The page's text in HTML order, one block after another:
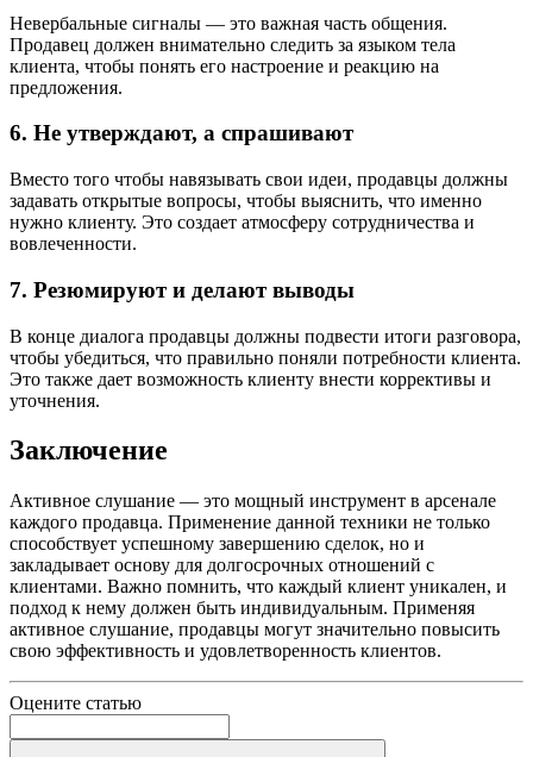
Невербальные сигналы — это важная часть общения.
Продавец должен внимательно следить за языком тела
клиента, чтобы понять его настроение и реакцию на
предложения.
6. Не утверждают, а спрашивают
Вместо того чтобы навязывать свои идеи, продавцы должны
задавать открытые вопросы, чтобы выяснить, что именно
нужно клиенту. Это создает атмосферу сотрудничества и
вовлеченности.
7. Резюмируют и делают выводы
В конце диалога продавцы должны подвести итоги разговора,
чтобы убедиться, что правильно поняли потребности клиента.
Это также дает возможность клиенту внести коррективы и
уточнения.
Заключение
Активное слушание — это мощный инструмент в арсенале
каждого продавца. Применение данной техники не только
способствует успешному завершению сделок, но и
закладывает основу для долгосрочных отношений с
клиентами. Важно помнить, что каждый клиент уникален, и
подход к нему должен быть индивидуальным. Применяя
активное слушание, продавцы могут значительно повысить
свою эффективность и удовлетворенность клиентов.
Оцените статью